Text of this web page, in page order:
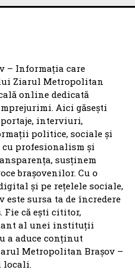
– Informația care
Ziarul Metropolitan
online dedicată
Aici găsești
interviuri,
politice, sociale și
cu profesionalism și
susținem
brașovenilor. Cu o
și pe rețelele sociale,
sursa ta de încredere
Fie că ești cititor,
al unei instituții
a aduce conținut
Metropolitan Brașov –
locali.